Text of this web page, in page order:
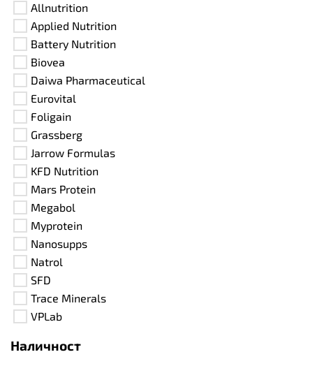
Allnutrition
Applied Nutrition
Battery Nutrition
Biovea
Daiwa Pharmaceutical
Eurovital
Foligain
Grassberg
Jarrow Formulas
KFD Nutrition
Mars Protein
Megabol
Myprotein
Nanosupps
Natrol
SFD
Trace Minerals
VPLab
Наличност